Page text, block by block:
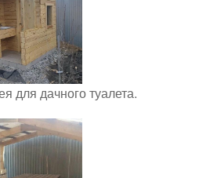
для дачного туалета.